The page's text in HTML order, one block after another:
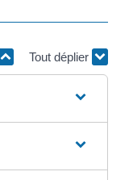
Tout déplier